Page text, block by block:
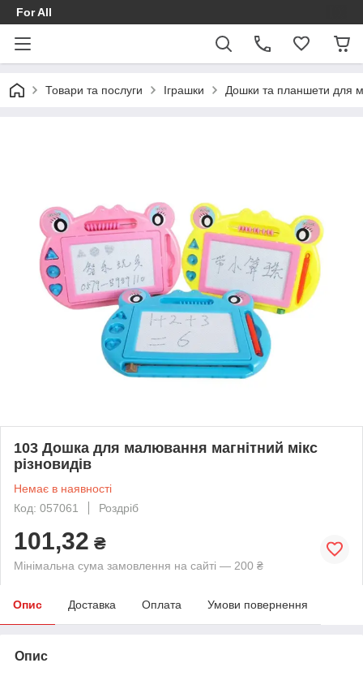
For All
Товари та послуги Іграшки Дошки та планшети для
103 Дошка для малювання магнітний мікс
різновидів
Немає в наявності
Код: 057061
Роздріб
101,32 ₴
Мінімальна сума замовлення на сайті — 200 ₴
Опис Доставка Оплата Умови повернення
Опис